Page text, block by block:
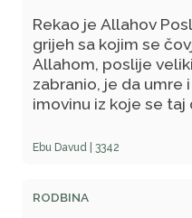
Rekao je Allahov
grijeh sa kojim se
Allahom, poslije
zabranio, je da umre
imovinu iz koje se taj
Ebu Davud | 3342
RODBINA